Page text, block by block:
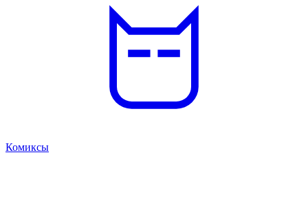
Комиксы